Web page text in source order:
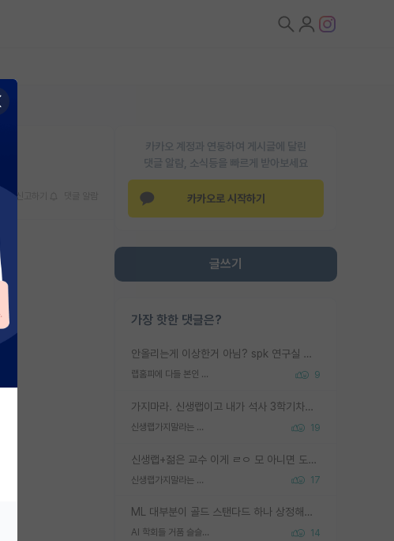
카카오 계정과 연동하여 게시글에 달린
댓글 알람, 소식등을 빠르게 받아보세요
카카오로 시작하기
글쓰기
가장 핫한 댓글은?
안올리는게 이상한거 아님? spk 연구실 홈페이지 중에 랩 맴버 사진 없는 연구실 거의 없는데? 불만이면 연구실을 옮겨
랩홈피에 다들 본인 사진 올리냐 9
가지마라. 신생랩이고 내가 석사 3학기차인데 최고참인데 나도 아무것도 모르는데 교수가 후배들 왜 논문 교육 안시키냐. 논문 왜 안 써오냐 닦달한다
신생랩가지말라는 이유가 있었구나 19
신생랩+젊은 교수 이게 ㄹㅇ 모 아니면 도인듯.
신생랩가지말라는 이유가 있었구나 17
ML 대부분이 골드 스탠다드 하나 상정해놓고 (벤치마크 데이터셋이 여러 개면 여러 개 상정) 그거 얼마나 잘 맞추나 싸움임 가끔 번뜩이는 설계 철학을 보여주는 논문들도 있지만 대부분 그거 성적 얼마나 더 올리느라에 혈안이 되어 있는 측면이 잇음
AI 학회들 거품 슬슬 지적이 나오네요 14
신고하기